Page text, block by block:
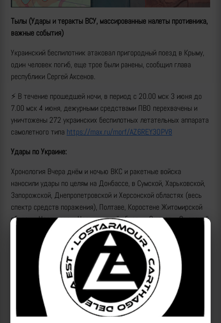
Тылы (Удары и теракты ВСУ, массированные налеты противника,
важные события)
Украинский беспилотник атаковал пригородный поезд в Крыму,
один человек погиб, еще трое были ранены, сообщил глава
республики Сергей Аксенов.
⚡️ В течение прошедшей ночи, в период с 20.00 мск 3 июня до
7.00 мск 4 июня, дежурными средствами ПВО перехвачены и
уничтожены 272 украинских беспилотных летательных аппарата
самолетного типа https://max.ru/morf/AZ6REY3OPV8
Удары по Украине:
Хронология Вчера днём и ночью ВКС и ракетные войска
наносили удары по целям на Донбассе, в Сумской, Харьковской,
Запорожской, Днепропетровской и Херсонской областях (весь
спектр средств поражения), Полтаве, Коростене Житомирской
области, Чернигове и Черниговской области, Одессе и Одесской
области, Николаеве и Николаевской области, Сарнах Ровенской
области (Герани/Герберы).
https://max.ru/lost_armour/AZ6QzBS3GqY
Анимированная схема ударов:
https://max.ru/lost_armour/AZ6Sva-yajk
Сводка МО РФ:
https://max.ru/morf/AZ6SZ4DqJVo
и
https://max.ru/morf/AZ6SZ9W0YU8